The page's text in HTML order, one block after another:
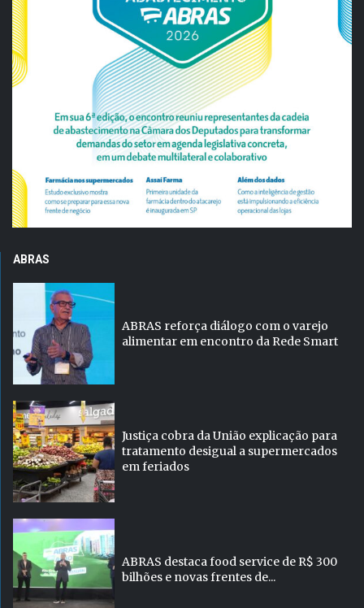
ABRAS
ABRAS reforça diálogo com o varejo
alimentar em encontro da Rede Smart
Justiça cobra da União explicação para
tratamento desigual a supermercados
em feriados
ABRAS destaca food service de R$ 300
bilhões e novas frentes de...